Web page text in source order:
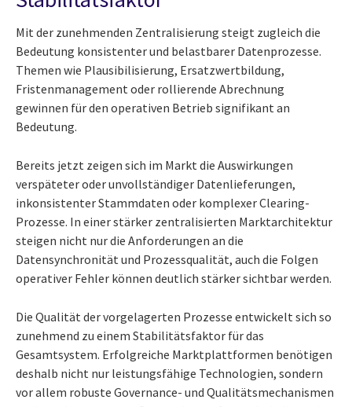
Mit der zunehmenden Zentralisierung steigt zugleich die
Bedeutung konsistenter und belastbarer Datenprozesse.
Themen wie Plausibilisierung, Ersatzwertbildung,
Fristenmanagement oder rollierende Abrechnung
gewinnen für den operativen Betrieb signifikant an
Bedeutung.
Bereits jetzt zeigen sich im Markt die Auswirkungen
verspäteter oder unvollständiger Datenlieferungen,
inkonsistenter Stammdaten oder komplexer Clearing-
Prozesse. In einer stärker zentralisierten Marktarchitektur
steigen nicht nur die Anforderungen an die
Datensynchronität und Prozessqualität, auch die Folgen
operativer Fehler können deutlich stärker sichtbar werden.
Die Qualität der vorgelagerten Prozesse entwickelt sich so
zunehmend zu einem Stabilitätsfaktor für das
Gesamtsystem. Erfolgreiche Marktplattformen benötigen
deshalb nicht nur leistungsfähige Technologien, sondern
vor allem robuste Governance- und Qualitätsmechanismen